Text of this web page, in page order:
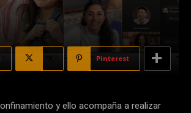
Pinterest
y ello acompaña a realizar